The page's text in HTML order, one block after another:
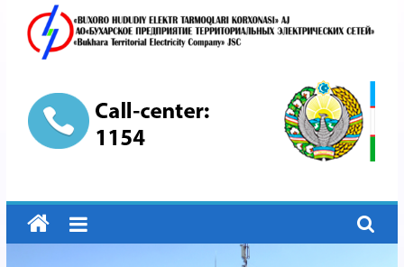
“Buxoro
hududiy
elektr
tarmoqlari